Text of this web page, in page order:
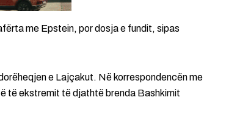
me Epstein, por dosja e fundit, sipas
e Lajçakut. Në korrespondencën me
të ekstremit të djathtë brenda Bashkimit